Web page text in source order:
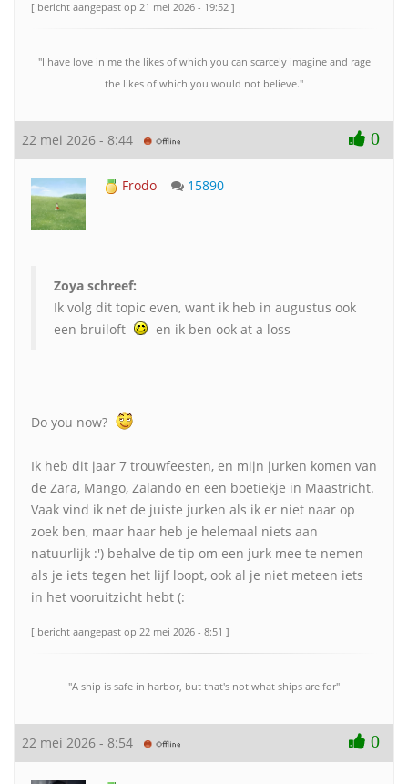
[ bericht aangepast op 21 mei 2026 - 19:52 ]
"I have love in me the likes of which you can scarcely imagine and rage
the likes of which you would not believe."
22 mei 2026 - 8:44 0
Frodo 15890
Zoya schreef:
Ik volg dit topic even, want ik heb in augustus ook
een bruiloft
en ik ben ook at a loss
Do you now?
Ik heb dit jaar 7 trouwfeesten, en mijn jurken komen van
de Zara, Mango, Zalando en een boetiekje in Maastricht.
Vaak vind ik net de juiste jurken als ik er niet naar op
zoek ben, maar haar heb je helemaal niets aan
natuurlijk :') behalve de tip om een jurk mee te nemen
als je iets tegen het lijf loopt, ook al je niet meteen iets
in het vooruitzicht hebt (:
[ bericht aangepast op 22 mei 2026 - 8:51 ]
"A ship is safe in harbor, but that's not what ships are for"
22 mei 2026 - 8:54 0